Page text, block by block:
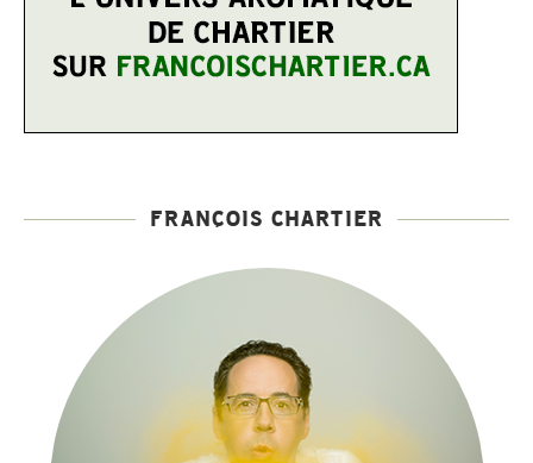
FRANÇOIS CHARTIER